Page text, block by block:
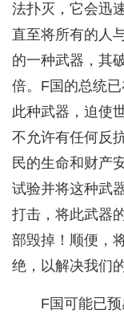
法扑灭，它会迅
直至将所有的人
的一种武器，其
倍。F国的总统
此种武器，迫使
不允许有任何反
民的生命和财产
试验并将这种武
打击，将此武器
部毁掉！顺便，
绝，以解决我们
F国可能已